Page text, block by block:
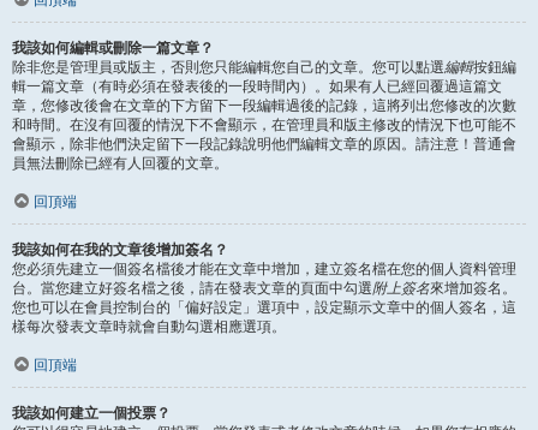
我該如何編輯或刪除一篇文章？
除非您是管理員或版主，否則您只能編輯您自己的文章。您可以點選編輯按鈕編
輯一篇文章（有時必須在發表後的一段時間內）。如果有人已經回覆過這篇文
章，您修改後會在文章的下方留下一段編輯過後的記錄，這將列出您修改的次數
和時間。在沒有回覆的情況下不會顯示，在管理員和版主修改的情況下也可能不
會顯示，除非他們決定留下一段記錄說明他們編輯文章的原因。請注意！普通會
員無法刪除已經有人回覆的文章。
回頂端
我該如何在我的文章後增加簽名？
您必須先建立一個簽名檔後才能在文章中增加，建立簽名檔在您的個人資料管理
台。當您建立好簽名檔之後，請在發表文章的頁面中勾選附上簽名來增加簽名。
您也可以在會員控制台的「偏好設定」選項中，設定顯示文章中的個人簽名，這
樣每次發表文章時就會自動勾選相應選項。
回頂端
我該如何建立一個投票？